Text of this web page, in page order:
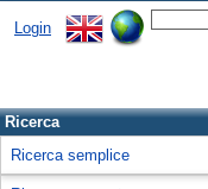
Login
Ricerca
Ricerca semplice